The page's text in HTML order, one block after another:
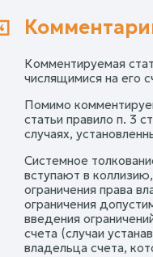
Комментируемая
числящимися на его
Помимо
статьи правило п. 3
случаях,
Системное
вступают в
ограничения права
ограничения
введения
счета (случаи
владельца счета,